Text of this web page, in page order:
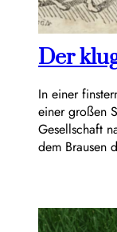
Der
In einer
einer großen
Gesellschaft
dem Brausen